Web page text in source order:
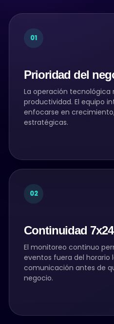
01
Prioridad del
La operación
productividad. El equipo
enfocarse en
estratégicas.
02
Continuidad 7x24
El monitoreo continuo
eventos fuera del horario
comunicación antes de
negocio.